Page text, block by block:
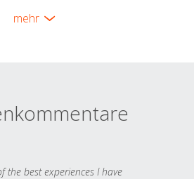
mehr
the best experiences I have